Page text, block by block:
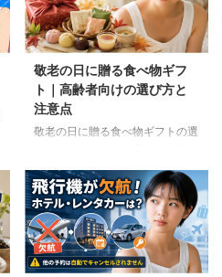
敬老の日に贈る食べ物ギフ
ト｜高齢者向けの選び方と
注意点
敬老の日に贈る食べ物ギフトの選
力や好み、食事制限、保存方法に
配慮しながら、和菓子、スープ、
ご飯のお供、やわらか食などの候
補をわかりやすく解説します。